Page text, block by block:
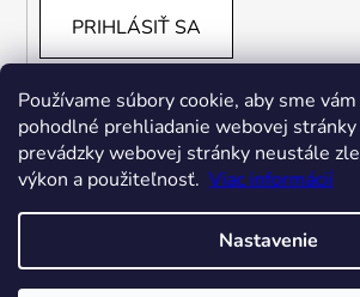
Používame súbory cookie, aby sme
pohodlné prehliadanie webovej stránky
prevádzky webovej stránky neustále
výkon a použiteľnosť. Viac informácií
Nastavenie
PRIHLÁSIŤ SA